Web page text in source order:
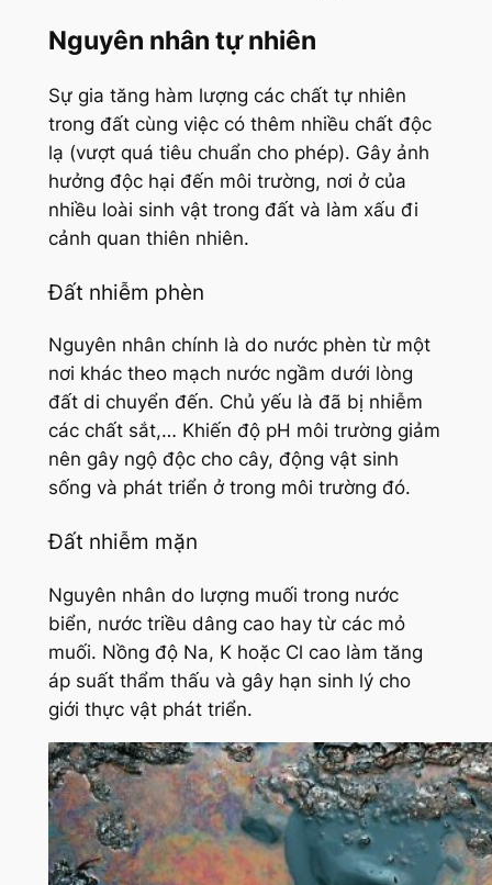
Nguyên nhân tự nhiên
Sự gia tăng hàm lượng các chất tự nhiên
trong đất cùng việc có thêm nhiều chất độc
lạ (vượt quá tiêu chuẩn cho phép). Gây ảnh
hưởng độc hại đến môi trường, nơi ở của
nhiều loài sinh vật trong đất và làm xấu đi
cảnh quan thiên nhiên.
Đất nhiễm phèn
Nguyên nhân chính là do nước phèn từ một
nơi khác theo mạch nước ngầm dưới lòng
đất di chuyển đến. Chủ yếu là đã bị nhiễm
các chất sắt,… Khiến độ pH môi trường giảm
nên gây ngộ độc cho cây, động vật sinh
sống và phát triển ở trong môi trường đó.
Đất nhiễm mặn
Nguyên nhân do lượng muối trong nước
biển, nước triều dâng cao hay từ các mỏ
muối. Nồng độ Na, K hoặc Cl cao làm tăng
áp suất thẩm thấu và gây hạn sinh lý cho
giới thực vật phát triển.